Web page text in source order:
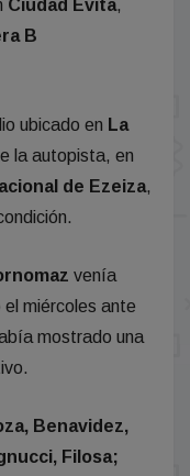
Ciudad Evita,
B
ubicado en La
la autopista, en
de Ezeiza,
venía
miércoles ante
mostrado una
Benavidez,
Filosa;